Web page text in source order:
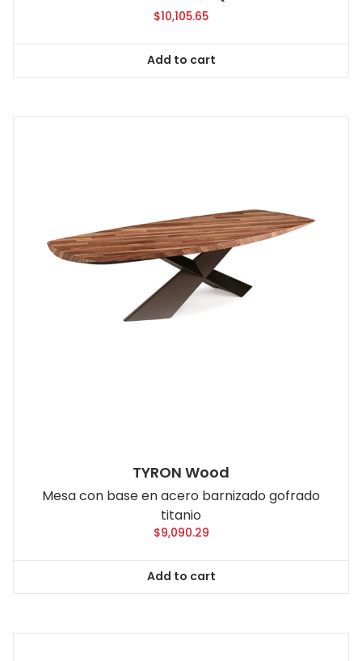
$10,105.65
Add to cart
TYRON Wood
Mesa con base en acero barnizado gofrado
titanio
$9,090.29
Add to cart